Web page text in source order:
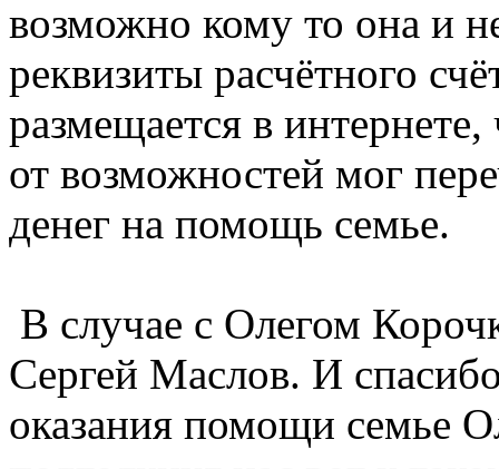
возможно кому то она и
реквизиты расчётного
размещается в
от возможностей мог
денег на помощь семье.
В случае с Олегом
Сергей Маслов. И
оказания помощи семье